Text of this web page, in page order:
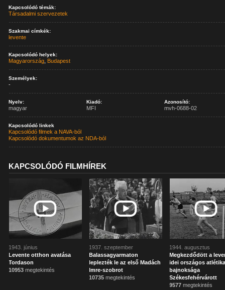
Kapcsolódó témák:
Társadalmi szervezetek
Szakmai címkék:
levente
Kapcsolódó helyek:
Magyarország Budapest
Személyek:
-
Nyelv:
magyar
Kiadó:
MFI
Azonosító:
mvh-0688-02
Kapcsolódó linkek
Kapcsolódó filmek a NAVA-ból
Kapcsolódó dokumentumok az NDA-ból
KAPCSOLÓDÓ FILMHÍREK
1943. június
Levente otthon avatása
Tordason
10953 megtekintés
1937. szeptember
Balassagyarmaton
leplezték le az első Madách
Imre-szobrot
10735 megtekintés
1944. augusztus
Megkezdődött a
idei országos
bajnoksága
Székesfehérvárott
9577 megtekintés